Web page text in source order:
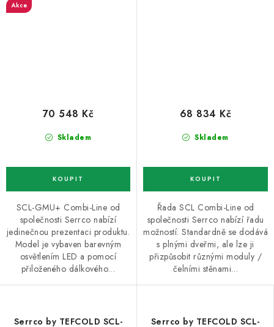
Akce
Skladem
70 548 Kč
SCL-GMU+ Combi-Line od
společnosti Serrco nabízí
jedinečnou prezentaci produktu.
Model je vybaven barevným
osvětlením LED a pomocí
přiloženého dálkového…
Skladem
68 834 Kč
Řada SCL Combi-Line od
společnosti Serrco nabízí řadu
možností. Standardně se dodává
s plnými dveřmi, ale lze ji
přizpůsobit různými moduly /
čelními stěnami…
Serrco by TEFCOLD SCL-
Serrco by TEFCOLD SCL-